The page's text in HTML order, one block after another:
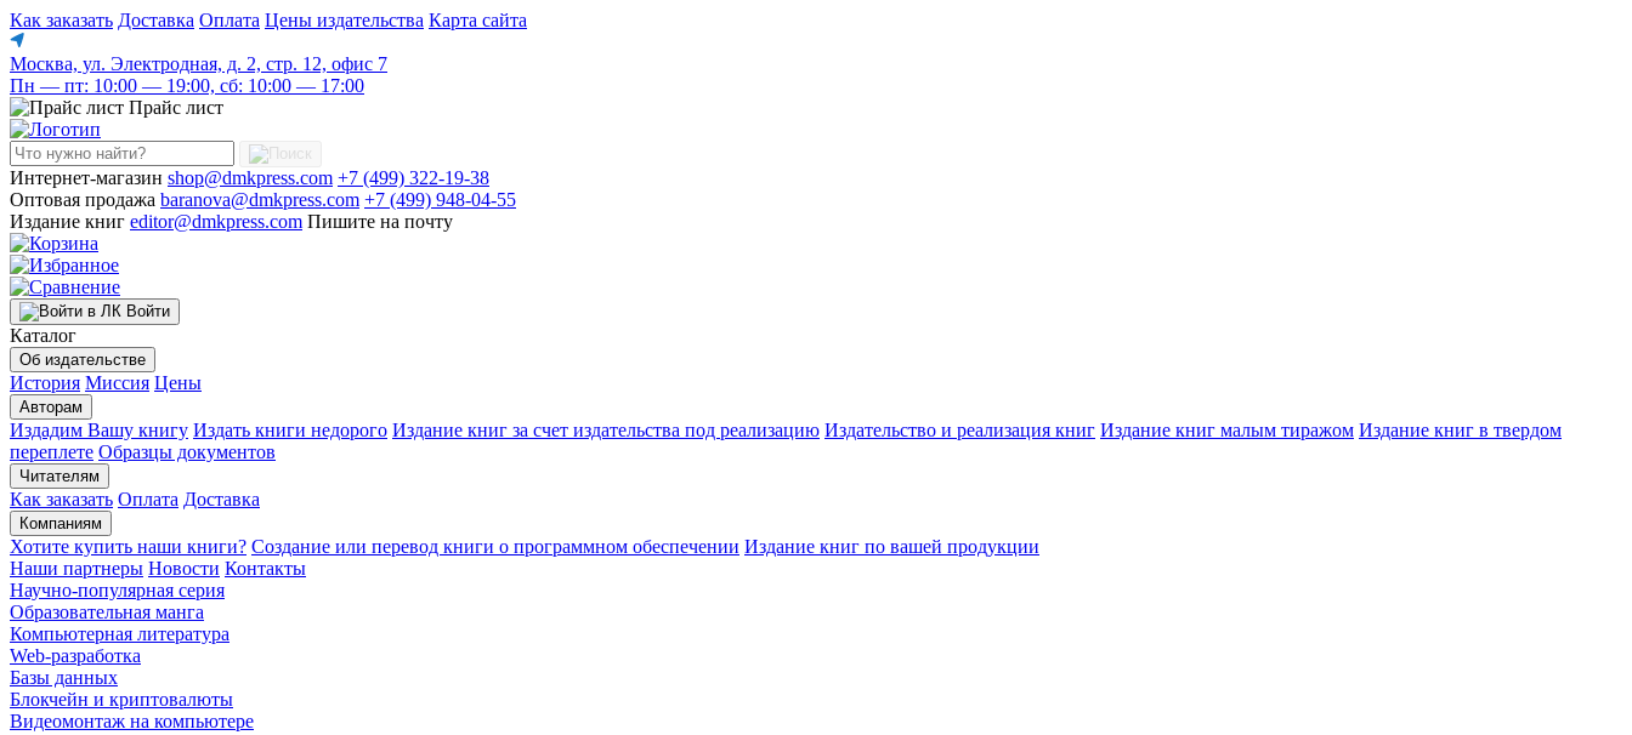
Как заказать Доставка Оплата Цены издательства Карта сайта
Москва, ул. Электродная, д. 2, стр. 12, офис 7
Пн — пт: 10:00 — 19:00, сб: 10:00 — 17:00
Прайс лист
Интернет-магазин shop@dmkpress.com +7 (499) 322-19-38
Оптовая продажа baranova@dmkpress.com +7 (499) 948-04-55
Издание книг editor@dmkpress.com Пишите на почту
Войти
Каталог
Об издательстве
История Миссия Цены
Авторам
Издадим Вашу книгу Издать книги недорого Издание книг за счет издательства под реализацию Издательство и реализация книг Издание книг малым тиражом Издание книг в твердом
переплете Образцы документов
Читателям
Как заказать Оплата Доставка
Компаниям
Хотите купить наши книги? Создание или перевод книги о программном обеспечении Издание книг по вашей продукции
Наши партнеры Новости Контакты
Научно-популярная серия
Образовательная манга
Компьютерная литература
Web-разработка
Базы данных
Блокчейн и криптовалюты
Видеомонтаж на компьютере